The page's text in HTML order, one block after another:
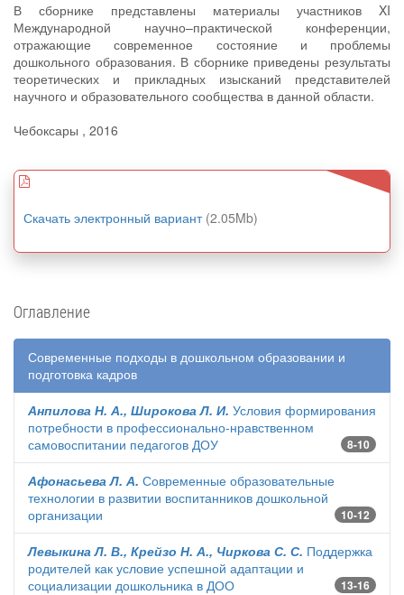
В сборнике представлены материалы участников XI
Международной научно–практической конференции,
отражающие современное состояние и проблемы
дошкольного образования. В сборнике приведены результаты
теоретических и прикладных изысканий представителей
научного и образовательного сообщества в данной области.
Чебоксары , 2016
Скачать электронный вариант (2.05Mb)
Оглавление
Современные подходы в дошкольном образовании и
подготовка кадров
Анпилова Н. А., Широкова Л. И. Условия формирования
потребности в профессионально-нравственном
самовоспитании педагогов ДОУ
8-10
Афонасьева Л. А. Современные образовательные
технологии в развитии воспитанников дошкольной
организации
10-12
Левыкина Л. В., Крейзо Н. А., Чиркова С. С. Поддержка
родителей как условие успешной адаптации и
социализации дошкольника в ДОО
13-16